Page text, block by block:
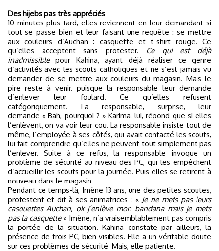
Des hijebs pas très appréciés
10 minutes plus tard, elles reviennent en leur demandant si
tout se passe bien et leur faisant une requête : se mettre
aux couleurs d’Auchan : casquette et t-shirt rouge. Ce
qu’elles acceptent sans protester. Ce qui est déjà
inadmissiblepour Kahina, ayant déjà réaliser ce genre
d’activités avec les scouts catholiques et ne s’est jamais vu
demander de se mettre aux couleurs du magasin. Mais le
pire reste à venir, puisque la responsable leur demande
d’enlever leur foulard. Ce qu’elles refusent
catégoriquement. La responsable, surprise, leur
demande « Bah, pourquoi ? » Karima, lui, répond que si elles
l’enlèvent, on va voir leur cou. La responsable insiste tout de
même, l’employée à ses côtés, qui avait contacté les scouts,
lui fait comprendre qu’elles ne peuvent tout simplement pas
l’enlever. Suite à ce refus, la responsable invoque un
problème de sécurité au niveau des PC, qui les empêchent
d’accueillir les scouts pour la journée. Puis elles se retirent à
nouveau dans le magasin.
Pendant ce temps-là, Imène 13 ans, une des petites scoutes,
protestent et dit à ses animatrices : « Je ne mets pas leurs
casquettes Auchan, ok j’enlève mon bandana mais je mets
pas la casquette» Imène, n’a vraisemblablement pas compris
la portée de la situation. Kahina constate par ailleurs, la
présence de trois PC, bien visibles. Elle a un véritable doute
sur ces problèmes de sécurité. Mais, elle patiente.